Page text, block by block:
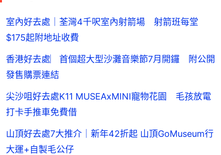
室內好去處｜荃灣4千呎室內射箭場 射箭班每堂
$175起附地址收費
香港好去處︳首個超大型沙灘音樂節7月開鑼 附公開
發售購票連結
尖沙咀好去處K11 MUSEAxMINI寵物花園 毛孩放電
打卡手推車免費借
山頂好去處7大推介｜新年42折起 山頂GoMuseum行
大運+自製毛公仔